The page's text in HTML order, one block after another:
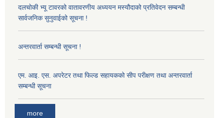
दलचोकी भ्यू टावरको वातावरणीय अध्ययन मस्यौदाको प्रतिवेदन सम्बन्धी
सार्वजनिक सुनुवाईको सूचना !
अन्तरवार्ता सम्बन्धी सूचना !
एम. आइ. एस. अपरेटर तथा फिल्ड सहायकको सीप परीक्षण तथा अन्तरवार्ता
सम्बन्धी सूचना
more